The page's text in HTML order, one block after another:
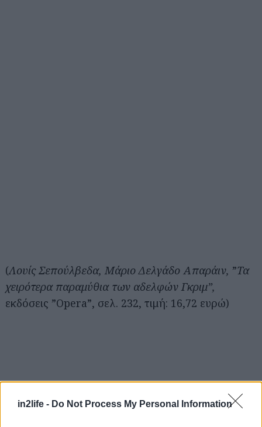
in2life - Do Not Process My Personal Information
(Λουίς Σεπούλβεδα, Μάριο Δελγάδο Απαράιν, ”Τα
χειρότερα παραμύθια των αδελφών Γκριμ”,
εκδόσεις ”Opera”, σελ. 232, τιμή: 16,72 ευρώ)